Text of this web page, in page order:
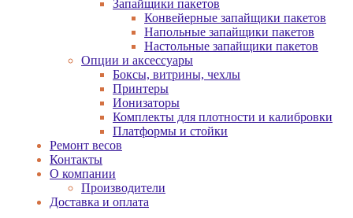
Запайщики пакетов
Конвейерные запайщики пакетов
Напольные запайщики пакетов
Настольные запайщики пакетов
Опции и аксессуары
Боксы, витрины, чехлы
Принтеры
Ионизаторы
Комплекты для плотности и калибровки
Платформы и стойки
Ремонт весов
Контакты
О компании
Производители
Доставка и оплата